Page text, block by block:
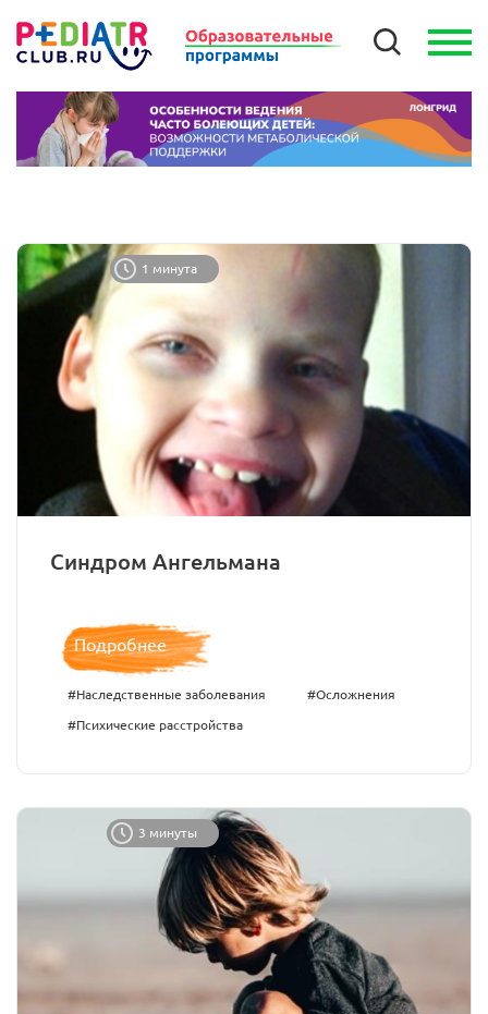
1 минута
Синдром Ангельмана
Подробнее
#Наследственные заболевания #Осложнения
#Психические расстройства
3 минуты